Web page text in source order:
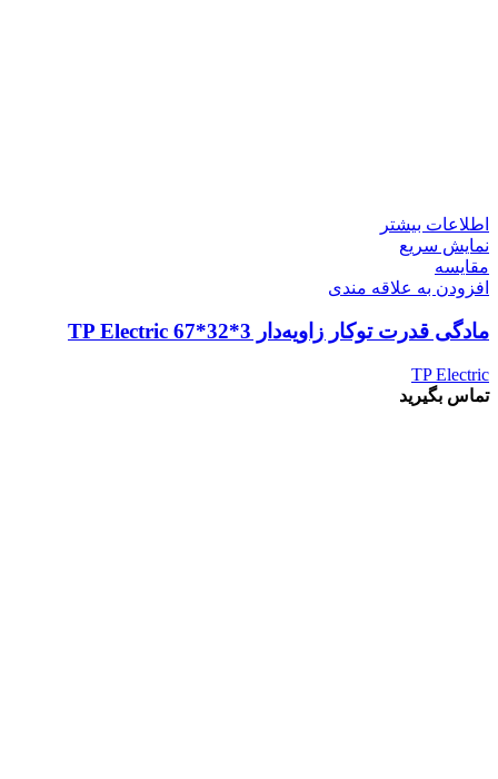
اطلاعات بیشتر
نمایش سریع
مقايسه
افزودن به علاقه مندی
مادگی قدرت توکار زاویه‌دار 3*32*67 TP Electric
TP Electric
تماس بگیرید